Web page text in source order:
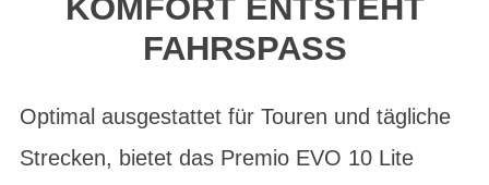
KOMFORT ENTSTEHT
FAHRSPASS
Optimal ausgestattet für Touren und tägliche
Strecken, bietet das Premio EVO 10 Lite